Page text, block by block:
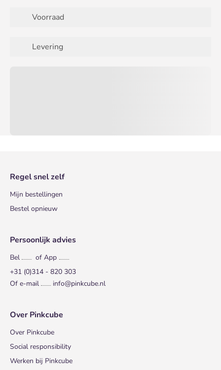
Voorraad
Levering
Regel snel zelf
Mijn bestellingen
Bestel opnieuw
Persoonlijk advies
Bel
of App
+31 (0)314 - 820 303
Of e-mail
info@pinkcube.nl
Over Pinkcube
Over Pinkcube
Social responsibility
Werken bij Pinkcube